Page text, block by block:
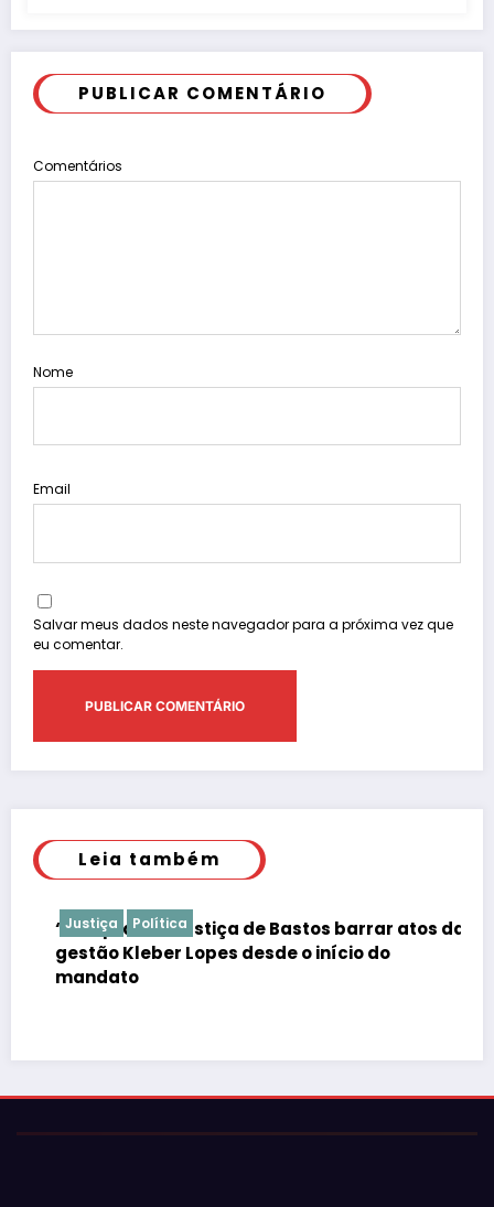
PUBLICAR COMENTÁRIO
Comentários
Nome
Email
Salvar meus dados neste navegador para a próxima vez que
eu comentar.
Leia também
Justiça Política
“É de praxe”: Justiça de Bastos barrar atos da
gestão Kleber Lopes desde o início do
mandato